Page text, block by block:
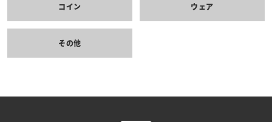
コイン ウェア
その他